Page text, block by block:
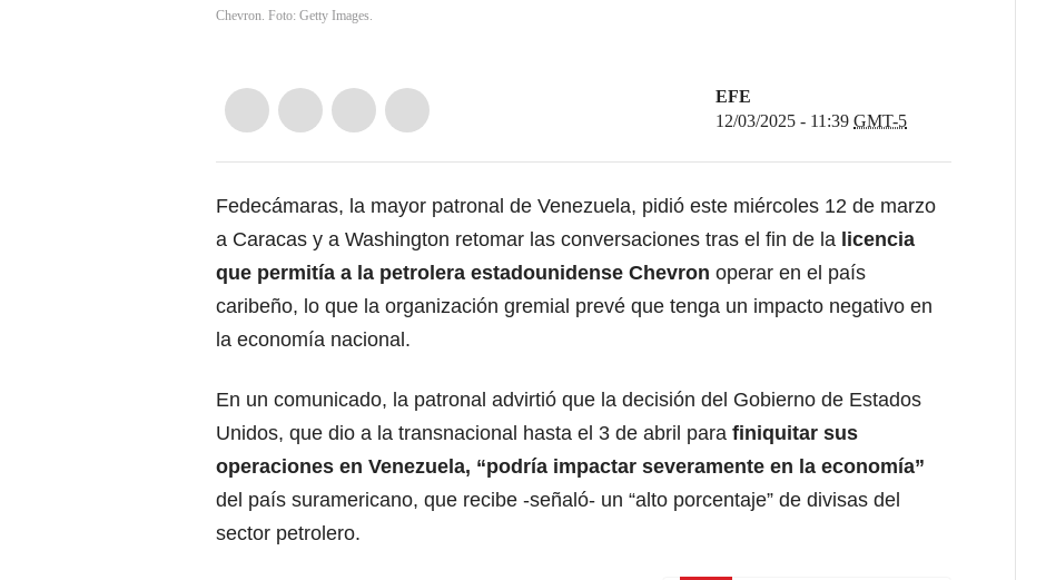
Chevron. Foto: Getty Images.
EFE
12/03/2025 - 11:39 GMT-5
Fedecámaras, la mayor patronal de Venezuela, pidió este miércoles 12 de marzo
a Caracas y a Washington retomar las conversaciones tras el fin de la licencia
que permitía a la petrolera estadounidense Chevron operar en el país
caribeño, lo que la organización gremial prevé que tenga un impacto negativo en
la economía nacional.
En un comunicado, la patronal advirtió que la decisión del Gobierno de Estados
Unidos, que dio a la transnacional hasta el 3 de abril para finiquitar sus
operaciones en Venezuela, “podría impactar severamente en la economía”
del país suramericano, que recibe -señaló- un “alto porcentaje” de divisas del
sector petrolero.